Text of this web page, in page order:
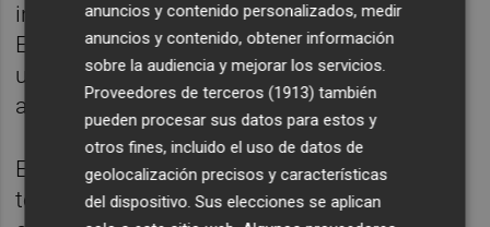
incubadora de la Agencia Espacial Europea,
ESA BIC Región de Murcia, cuya sede estará
ubicada en las instalaciones del antiguo
aeropuerto de San Javier.
Este espacio permitirá mostrar capacidades
tecnológicas regionales y reforzar la
anuncios y contenido personalizados, medir
anuncios y contenido, obtener información
sobre la audiencia y mejorar los servicios.
Proveedores de terceros (1913) también
pueden procesar sus datos para estos y
otros fines, incluido el uso de datos de
geolocalización precisos y características
del dispositivo. Sus elecciones se aplican